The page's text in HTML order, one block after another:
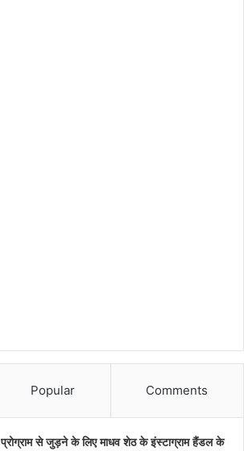
Popular Comments
प्रोग्राम से जुड़ने के लिए माधव शेठ के इंस्टाग्राम हैंडल के